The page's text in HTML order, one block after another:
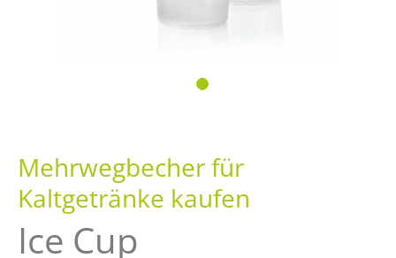
Anfang
der
Bildgalerie
springen
Mehrwegbecher für
Kaltgetränke kaufen
Ice Cup